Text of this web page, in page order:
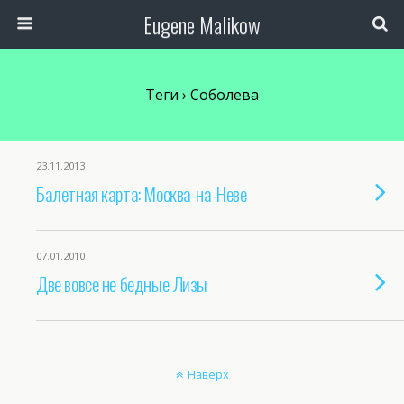
Eugene Malikow
Теги › Соболева
23.11.2013
Балетная карта: Москва-на-Неве
07.01.2010
Две вовсе не бедные Лизы
Наверх